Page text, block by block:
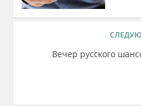
Вечер русского